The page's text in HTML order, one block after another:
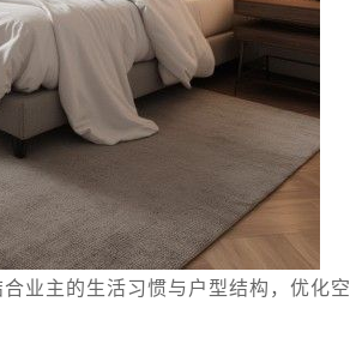
业主的生活习惯与户型结构，优化